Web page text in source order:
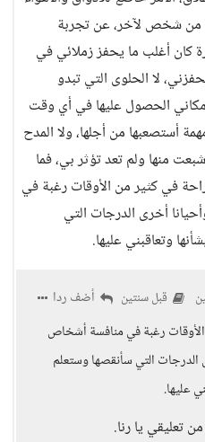
من شخص لآخر، عن تجربة
أغلب ما يحفز زملائي في
لا الحلوى التي تبدو
الحصول عليها في أي وقت
أستصعبها من أجلها، ولا المدح
منها ولم تعد تؤثر بي، فما
في كثير من الأوقات رغبة في
أخرى الدرجات التي
وتعاقبني عليها.
قبل سنتين
أضف ردا
رغبة في منافسة أشخاص
الدرجات التي سأنقصها وستعلم
عليها.
تعليقي يا رنا.